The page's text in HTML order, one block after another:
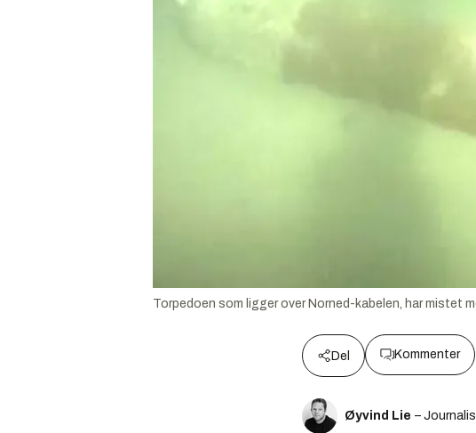
Torpedoen som ligger over Norned-kabelen, har mistet
Del Kommenter
Øyvind Lie –